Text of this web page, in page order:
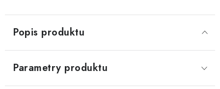
Popis produktu
Parametry produktu